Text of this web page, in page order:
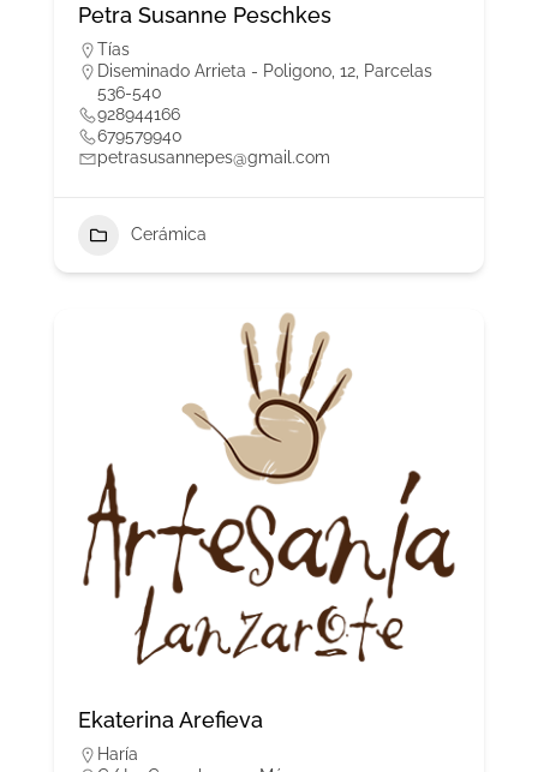
Petra Susanne Peschkes
Tías
Diseminado Arrieta - Poligono, 12, Parcelas
536-540
928944166
679579940
petrasusannepes@gmail.com
Cerámica
Ekaterina Arefieva
Haría